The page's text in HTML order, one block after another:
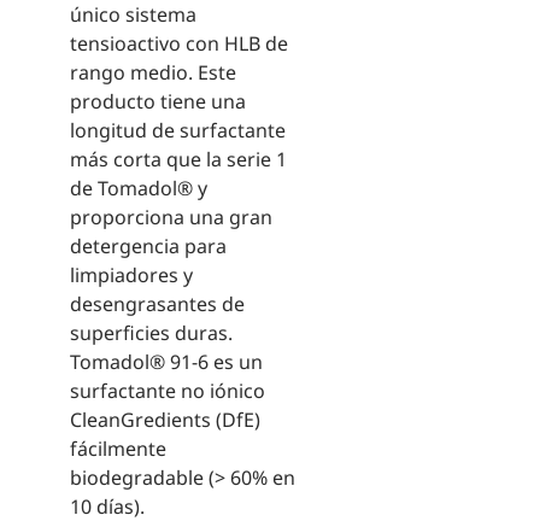
único sistema
tensioactivo con HLB de
rango medio. Este
producto tiene una
longitud de surfactante
más corta que la serie 1
de Tomadol® y
proporciona una gran
detergencia para
limpiadores y
desengrasantes de
superficies duras.
Tomadol® 91-6 es un
surfactante no iónico
CleanGredients (DfE)
fácilmente
biodegradable (> 60% en
10 días).